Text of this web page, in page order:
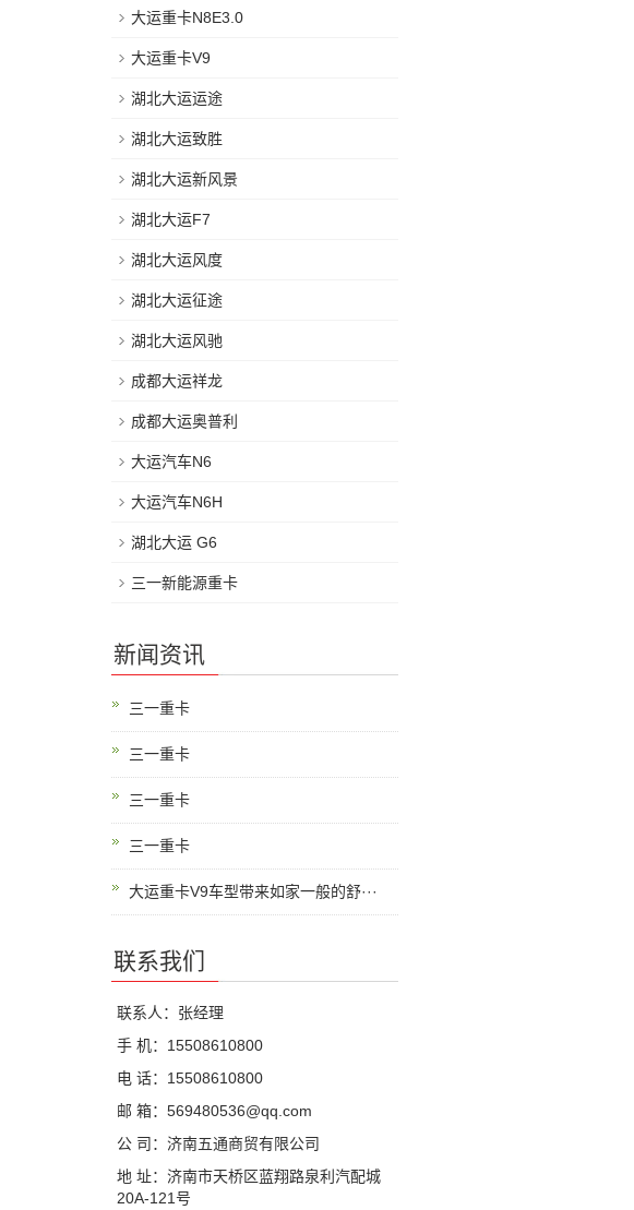
大运重卡N8E3.0
大运重卡V9
湖北大运运途
湖北大运致胜
湖北大运新风景
湖北大运F7
湖北大运风度
湖北大运征途
湖北大运风驰
成都大运祥龙
成都大运奥普利
大运汽车N6
大运汽车N6H
湖北大运 G6
三一新能源重卡
新闻资讯
三一重卡
三一重卡
三一重卡
三一重卡
大运重卡V9车型带来如家一般的舒···
联系我们
联系人：张经理
手 机：15508610800
电 话：15508610800
邮 箱：569480536@qq.com
公 司：济南五通商贸有限公司
地 址：济南市天桥区蓝翔路泉利汽配城
20A-121号